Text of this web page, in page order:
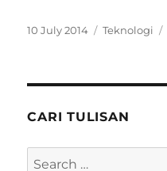
Posted
10 July 2014 Categories
Teknologi
CARI TULISAN
Search